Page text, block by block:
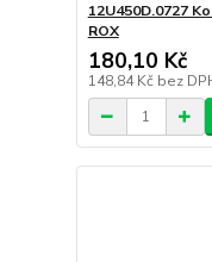
12U450D.0727
ROX
180,10 Kč
148,84 Kč bez